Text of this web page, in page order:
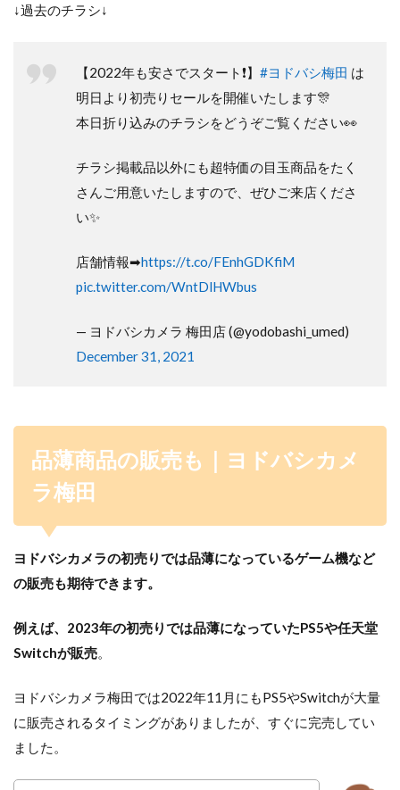
↓過去のチラシ↓
【2022年も安さでスタート❗️】 #ヨドバシ梅田 は
明日より初売りセールを開催いたします🎊
本日折り込みのチラシをどうぞご覧ください👀
チラシ掲載品以外にも超特価の目玉商品をたく
さんご用意いたしますので、ぜひご来店くださ
い✨
店舗情報➡https://t.co/FEnhGDKfiM
pic.twitter.com/WntDlHWbus
— ヨドバシカメラ 梅田店 (@yodobashi_umed)
December 31, 2021
品薄商品の販売も｜ヨドバシカメ
ラ梅田
ヨドバシカメラの初売りでは品薄になっているゲーム機など
の販売も期待できます。
例えば、2023年の初売りでは品薄になっていたPS5や任天堂
Switchが販売
ヨドバシカメラ梅田では2022年11月にもPS5やSwitchが大量
に販売されるタイミングがありましたが、すぐに完売してい
ました。